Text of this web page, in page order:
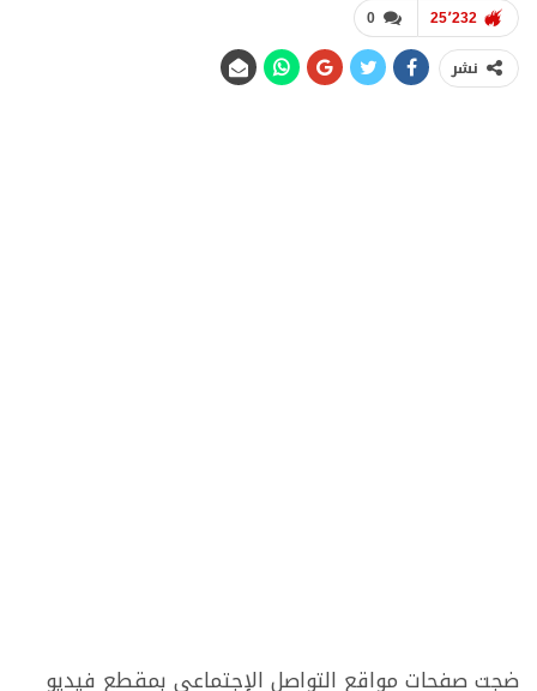
0 25٬232
نشر
ضجت صفحات مواقع التواصل الإجتماعي بمقطع فيديو